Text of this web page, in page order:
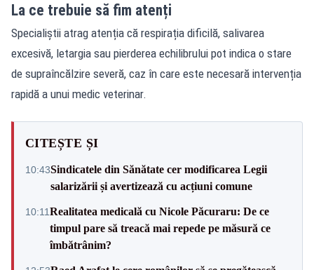
La ce trebuie să fim atenți
Specialiștii atrag atenția că respirația dificilă, salivarea
excesivă, letargia sau pierderea echilibrului pot indica o stare
de supraîncălzire severă, caz în care este necesară intervenția
rapidă a unui medic veterinar.
CITEȘTE ȘI
10:43Sindicatele din Sănătate cer modificarea Legii
salarizării și avertizează cu acțiuni comune
10:11Realitatea medicală cu Nicole Păcuraru: De ce
timpul pare să treacă mai repede pe măsură ce
îmbătrânim?